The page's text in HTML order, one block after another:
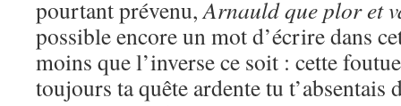
pourtant prévenu,Arnauld que plor et
possible encore un mot d’écrire dans
moins que l’inverse ce soit : cette
toujours ta quête ardente tu t’absentais